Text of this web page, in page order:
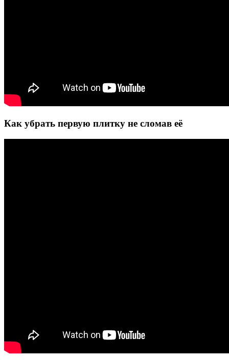
Как убрать первую плитку не сломав её